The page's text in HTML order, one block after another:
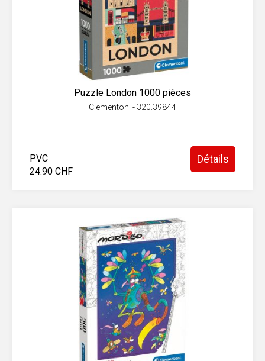
Puzzle London 1000 pièces
Clementoni - 320.39844
PVC
24.90 CHF
Détails